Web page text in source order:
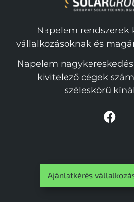
Napelem rendszerek
vállalkozásoknak és
Napelem
kivitelező cégek
széleskörű
Ajánlatkérés